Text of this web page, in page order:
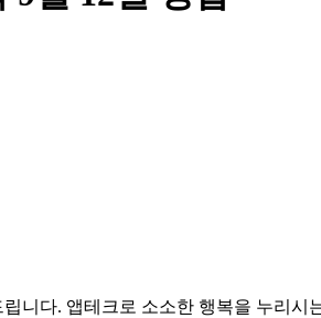
니다. 앱테크로 소소한 행복을 누리